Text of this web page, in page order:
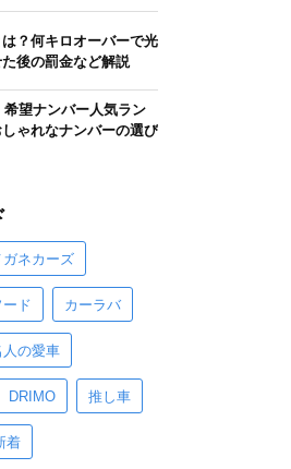
？何キロオーバーで光
後の罰金など解説
希望ナンバー人気ラン
ゃれなナンバーの選び
ガネカーズ
ード カーラバ
の愛車
DRIMO 推し車
着